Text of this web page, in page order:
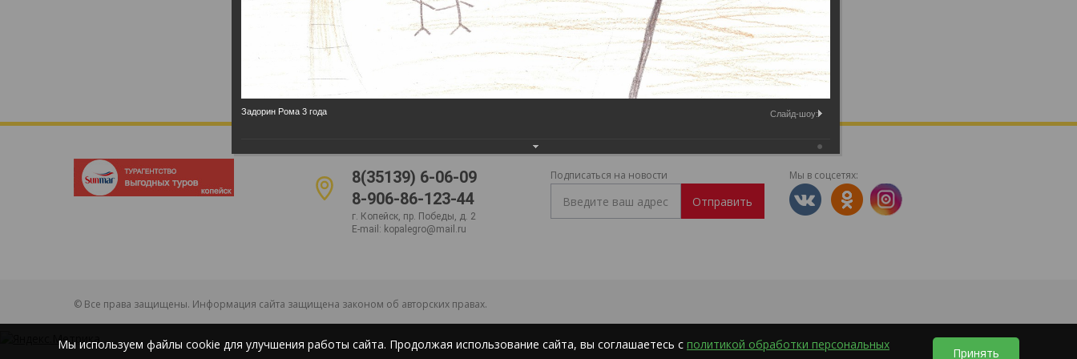
8(35139) 6-06-09
8-906-86-123-44
г. Копейск, пр. Победы, д. 2
E-mail: kopalegro@mail.ru
Подписаться на новости
Отправить
Мы в соцсетях:
© Все права защищены. Информация сайта защищена законом об авторских правах.
Мы используем файлы cookie для улучшения работы сайта. Продолжая использование сайта, вы соглашаетесь с политикой обработки персональных
Принять
Задорин Рома 3 года Слайд-шоу: